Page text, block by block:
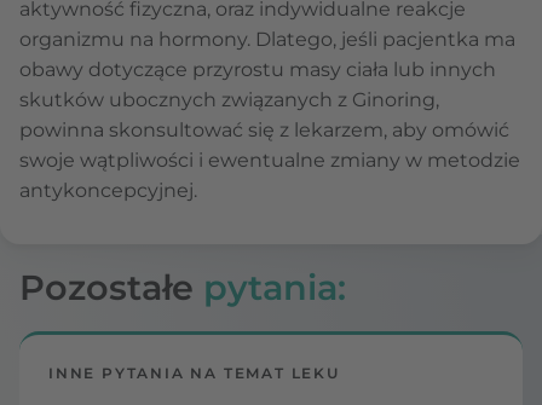
aktywność fizyczna, oraz indywidualne reakcje
organizmu na hormony. Dlatego, jeśli pacjentka ma
obawy dotyczące przyrostu masy ciała lub innych
skutków ubocznych związanych z Ginoring,
powinna skonsultować się z lekarzem, aby omówić
swoje wątpliwości i ewentualne zmiany w metodzie
antykoncepcyjnej.
Pozostałe pytania:
INNE PYTANIA NA TEMAT LEKU